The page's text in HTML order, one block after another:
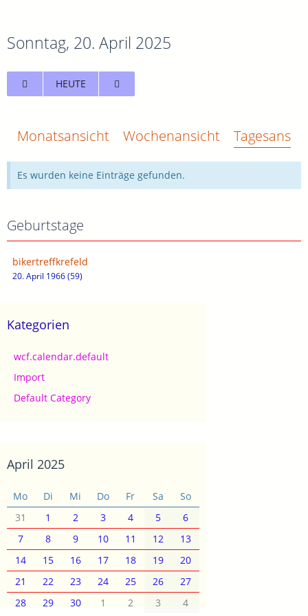
Sonntag, 20. April 2025
HEUTE
Monatsansicht Wochenansicht
Es wurden keine Einträge gefunden.
Geburtstage
bikertreffkrefeld
20. April 1966 (59)
Kategorien
wcf.calendar.default
Import
Default Category
April 2025
Mo Di Mi Do Fr Sa
So
31
1 2 3 4 5
6
7
8 9 10 11 12
13
14
15 16 17 18 19
20
21
22 23 24 25 26
27
28
29 30 1 2 3 4